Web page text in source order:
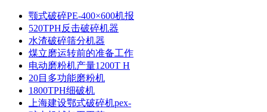
颚式破碎PE-400×600机报
520TPH反击破碎机器
水渣破碎筛分机器
煤立磨运转前的准备工作
电动磨粉机产量1200T H
20目多功能磨粉机
1800TPH细破机
上海建设鄂式破碎机pex-